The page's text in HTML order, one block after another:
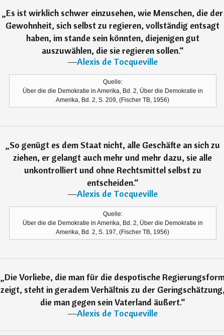
„Es ist wirklich schwer einzusehen, wie Menschen, die der
Gewohnheit, sich selbst zu regieren, vollständig entsagt
haben, im stande sein könnten, diejenigen gut
auszuwählen, die sie regieren sollen.“
―Alexis de Tocqueville
Quelle:
Über die die Demokratie in Amerika, Bd. 2, Über die Demokratie in
Amerika, Bd. 2, S. 209, (Fischer TB, 1956)
„So genügt es dem Staat nicht, alle Geschäfte an sich zu
ziehen, er gelangt auch mehr und mehr dazu, sie alle
unkontrolliert und ohne Rechtsmittel selbst zu
entscheiden.“
―Alexis de Tocqueville
Quelle:
Über die die Demokratie in Amerika, Bd. 2, Über die Demokratie in
Amerika, Bd. 2, S. 197, (Fischer TB, 1956)
„Die Vorliebe, die man für die despotische
zeigt, steht in geradem Verhältnis zu der
die man gegen sein Vaterland äußert.“
―Alexis de Tocqueville